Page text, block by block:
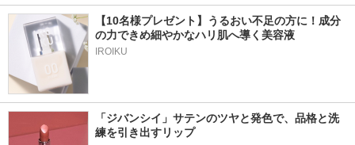
【10名様プレゼント】うるおい不足の方に！成分
の力できめ細やかなハリ肌へ導く美容液
IROIKU
「ジバンシイ」サテンのツヤと発色で、品格と洗
練を引き出すリップ